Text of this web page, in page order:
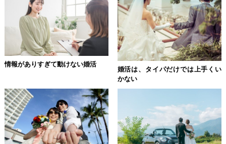
情報がありすぎて動けない婚活
婚活は、タイパだけでは上手くい
かない